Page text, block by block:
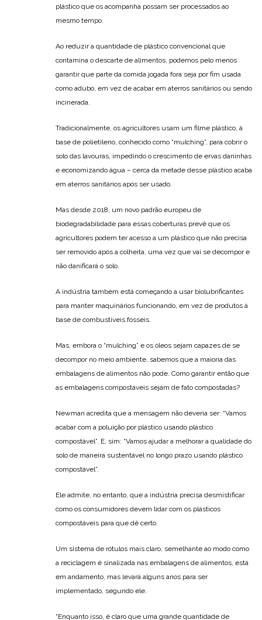
plástico que os acompanha possam ser processados ao
mesmo tempo.
Ao reduzir a quantidade de plástico convencional que
contamina o descarte de alimentos, podemos pelo menos
garantir que parte da comida jogada fora seja por fim usada
como adubo, em vez de acabar em aterros sanitários ou sendo
incinerada.
Tradicionalmente, os agricultores usam um filme plástico, à
base de polietileno, conhecido como “mulching”, para cobrir o
solo das lavouras, impedindo o crescimento de ervas daninhas
e economizando água – cerca da metade desse plástico acaba
em aterros sanitários após ser usado.
Mas desde 2018, um novo padrão europeu de
biodegradabilidade para essas coberturas prevê que os
agricultores podem ter acesso a um plástico que não precisa
ser removido após a colheita, uma vez que vai se decompor e
não danificará o solo.
A indústria também está começando a usar biolubrificantes
para manter maquinários funcionando, em vez de produtos à
base de combustíveis fósseis.
Mas, embora o “mulching” e os óleos sejam capazes de se
decompor no meio ambiente, sabemos que a maioria das
embalagens de alimentos não pode. Como garantir então que
as embalagens compostáveis sejam de fato compostadas?
Newman acredita que a mensagem não deveria ser: “Vamos
acabar com a poluição por plástico usando plástico
compostável”. E, sim: “Vamos ajudar a melhorar a qualidade do
solo de maneira sustentável no longo prazo usando plástico
compostável”.
Ele admite, no entanto, que a indústria precisa desmistificar
como os consumidores devem lidar com os plásticos
compostáveis para que dê certo.
Um sistema de rótulos mais claro, semelhante ao modo como
a reciclagem é sinalizada nas embalagens de alimentos, está
em andamento, mas levará alguns anos para ser
implementado, segundo ele.
“Enquanto isso, é claro que uma grande quantidade de